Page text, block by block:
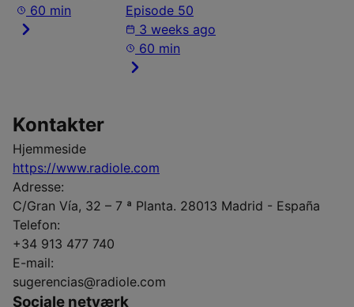
60 min
Episode 50
3 weeks ago
60 min
Kontakter
Hjemmeside
https://www.radiole.com
Adresse:
C/Gran Vía, 32 – 7 ª Planta. 28013 Madrid - España
Telefon:
+34 913 477 740
E-mail:
sugerencias@radiole.com
Sociale netværk